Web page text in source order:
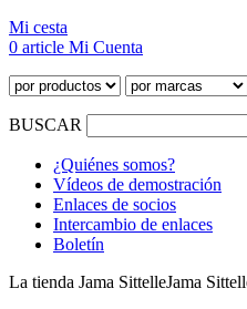
Mi cesta
0 article Mi Cuenta
BUSCAR
¿Quiénes somos?
Vídeos de demostración
Enlaces de socios
Intercambio de enlaces
Boletín
La tienda Jama SittelleJama